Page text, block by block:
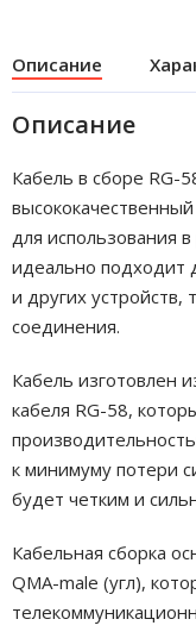
Описание
Описание
Кабель в сборе RG-
для использования
идеально подходит
и других
соединения.
Кабель изготовлен
кабеля RG-58,
к минимуму потери
будет четким и
Кабельная сборка
QMA-male (угл),